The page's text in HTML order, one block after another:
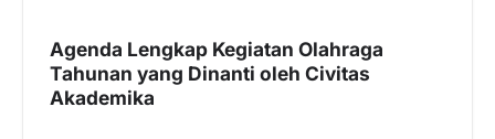
Agenda Lengkap Kegiatan Olahraga
Tahunan yang Dinanti oleh Civitas
Akademika